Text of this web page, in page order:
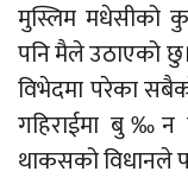
मुस्लिम मधेसीको
पनि मैले उठाएको छु।
विभेदमा परेका
गहिराईमा बु‰न
थाकसको विधानले